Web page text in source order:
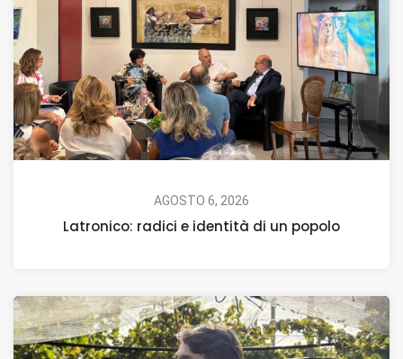
AGOSTO 6, 2026
Latronico: radici e identità di un popolo